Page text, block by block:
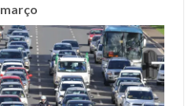
março